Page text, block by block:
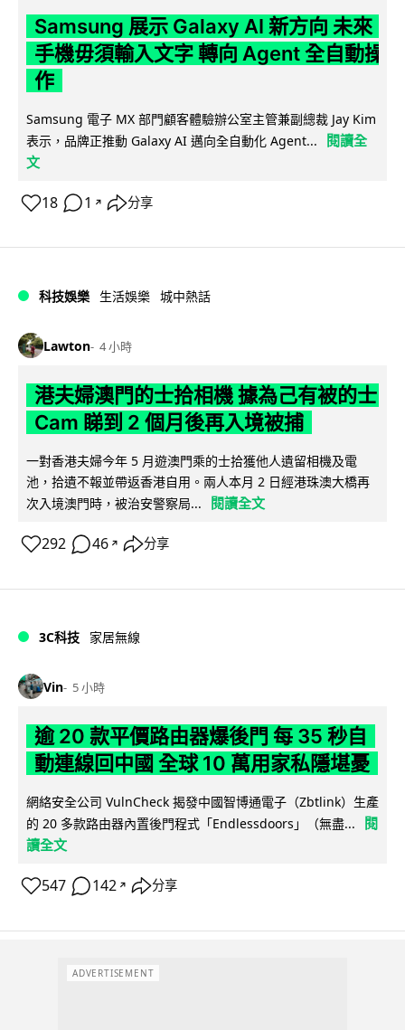
Samsung 展示 Galaxy AI 新方向 未來
手機毋須輸入文字 轉向 Agent 全自動操
作
Samsung 電子 MX 部門顧客體驗辦公室主管兼副總裁 Jay Kim
表示，品牌正推動 Galaxy AI 邁向全自動化 Agent...
閱讀全
文
18 1 ↗ 分享
科技娛樂 生活娛樂 城中熱話
Lawton 4 小時
港夫婦澳門的士拾相機 據為己有被的士
Cam 睇到 2 個月後再入境被捕
一對香港夫婦今年 5 月遊澳門乘的士拾獲他人遺留相機及電
池，拾遺不報並帶返香港自用。兩人本月 2 日經港珠澳大橋再
次入境澳門時，被治安警察局...
閱讀全文
292 46 ↗ 分享
3C科技 家居無線
Vin 5 小時
逾 20 款平價路由器爆後門 每 35 秒自
動連線回中國 全球 10 萬用家私隱堪憂
網絡安全公司 VulnCheck 揭發中國智博通電子（Zbtlink）生產
的 20 多款路由器內置後門程式「Endlessdoors」（無盡...
閱
讀全文
547 142 ↗ 分享
ADVERTISEMENT